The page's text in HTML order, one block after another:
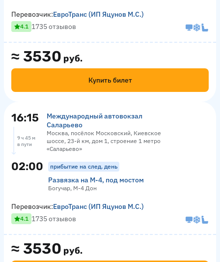
≈ 3530 руб.
Купить билет
Перевозчик:ЕвроТранс (ИП Яцунов М.С.)
4.1 1735 отзывов
16:15
Международный автовокзал
Саларьево
Москва, посёлок Московский, Киевское
шоссе, 23-й км, дом 1, строение 1 метро
«Саларьево»
9 ч 45 м
в пути
02:00 прибытие на след. день
Развязка на М-4, под мостом
Богучар, М-4 Дон
≈ 3530 руб.
Перевозчик:ЕвроТранс (ИП Яцунов М.С.)
4.1 1735 отзывов